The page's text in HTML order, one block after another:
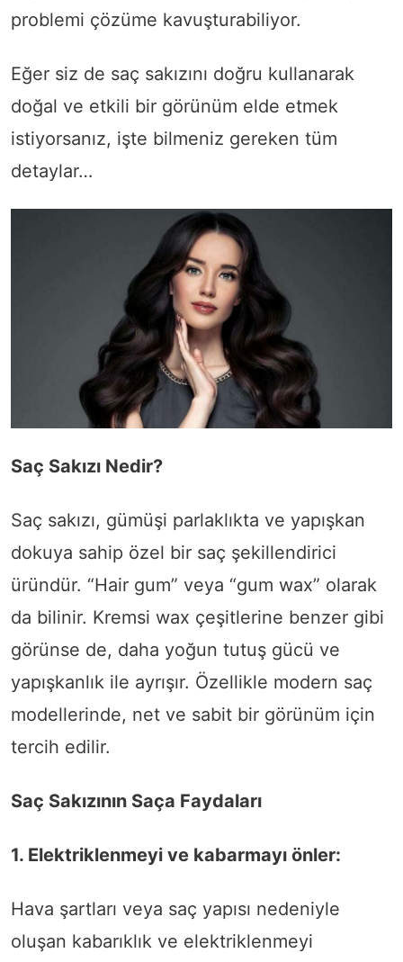
problemi çözüme kavuşturabiliyor.
Eğer siz de saç sakızını doğru kullanarak
doğal ve etkili bir görünüm elde etmek
istiyorsanız, işte bilmeniz gereken tüm
detaylar…
Saç Sakızı Nedir?
Saç sakızı, gümüşi parlaklıkta ve yapışkan
dokuya sahip özel bir saç şekillendirici
üründür. “Hair gum” veya “gum wax” olarak
da bilinir. Kremsi wax çeşitlerine benzer gibi
görünse de, daha yoğun tutuş gücü ve
yapışkanlık ile ayrışır. Özellikle modern saç
modellerinde, net ve sabit bir görünüm için
tercih edilir.
Saç Sakızının Saça Faydaları
1. Elektriklenmeyi ve kabarmayı önler:
Hava şartları veya saç yapısı nedeniyle
oluşan kabarıklık ve elektriklenmeyi